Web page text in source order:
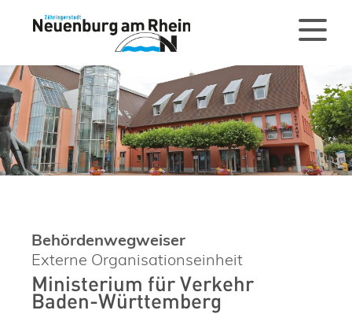
Behördenwegweiser
Externe Organisationseinheit
Ministerium für Verkehr
Baden-Württemberg